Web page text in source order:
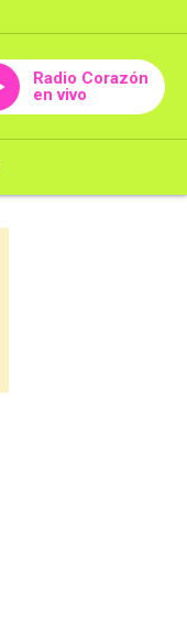
Radio Corazón
en vivo